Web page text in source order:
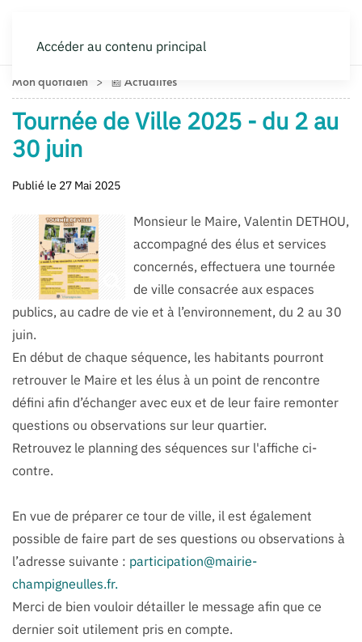
Accéder au contenu principal
Mon quotidien 📰 Actualités
Tournée de Ville 2025 - du 2 au
30 juin
Publié le 27 Mai 2025
Monsieur le Maire, Valentin DETHOU,
accompagné des élus et services
concernés, effectuera une tournée
de ville consacrée aux espaces
publics, au cadre de vie et à l’environnement, du 2 au 30
juin.
En début de chaque séquence, les habitants pourront
retrouver le Maire et les élus à un point de rencontre
défini afin d’échanger avec eux et de leur faire remonter
questions ou observations sur leur quartier.
Retrouvez le planning des séquences sur l'affiche ci-
contre.
En vue de préparer ce tour de ville, il est également
possible de faire part de ses questions ou observations à
l’adresse suivante : participation@mairie-
champigneulles.fr.
Merci de bien vouloir détailler le message afin que ce
dernier soit utilement pris en compte.